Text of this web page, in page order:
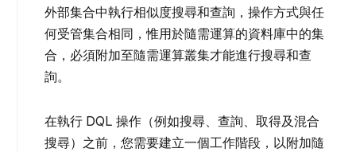
外部集合中執行相似度搜尋和查詢，操作方式與任
何受管集合相同，惟用於隨需運算的資料庫中的集
合，必須附加至隨需運算叢集才能進行搜尋和查
詢。
在執行 DQL 操作（例如搜尋、查詢、取得及混合
搜尋）之前，您需要建立一個工作階段，以附加隨